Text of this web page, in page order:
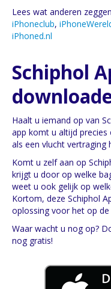
Lees wat anderen
iPhoneclub,
iPhoned.nl
Schiphol
Haalt u iemand op van
app komt u altijd
als een vlucht
Komt u zelf aan op
krijgt u door op welke
weet u ook gelijk op
Kortom, deze Schiphol
oplossing voor het op
Waar wacht u nog op?
nog gratis!